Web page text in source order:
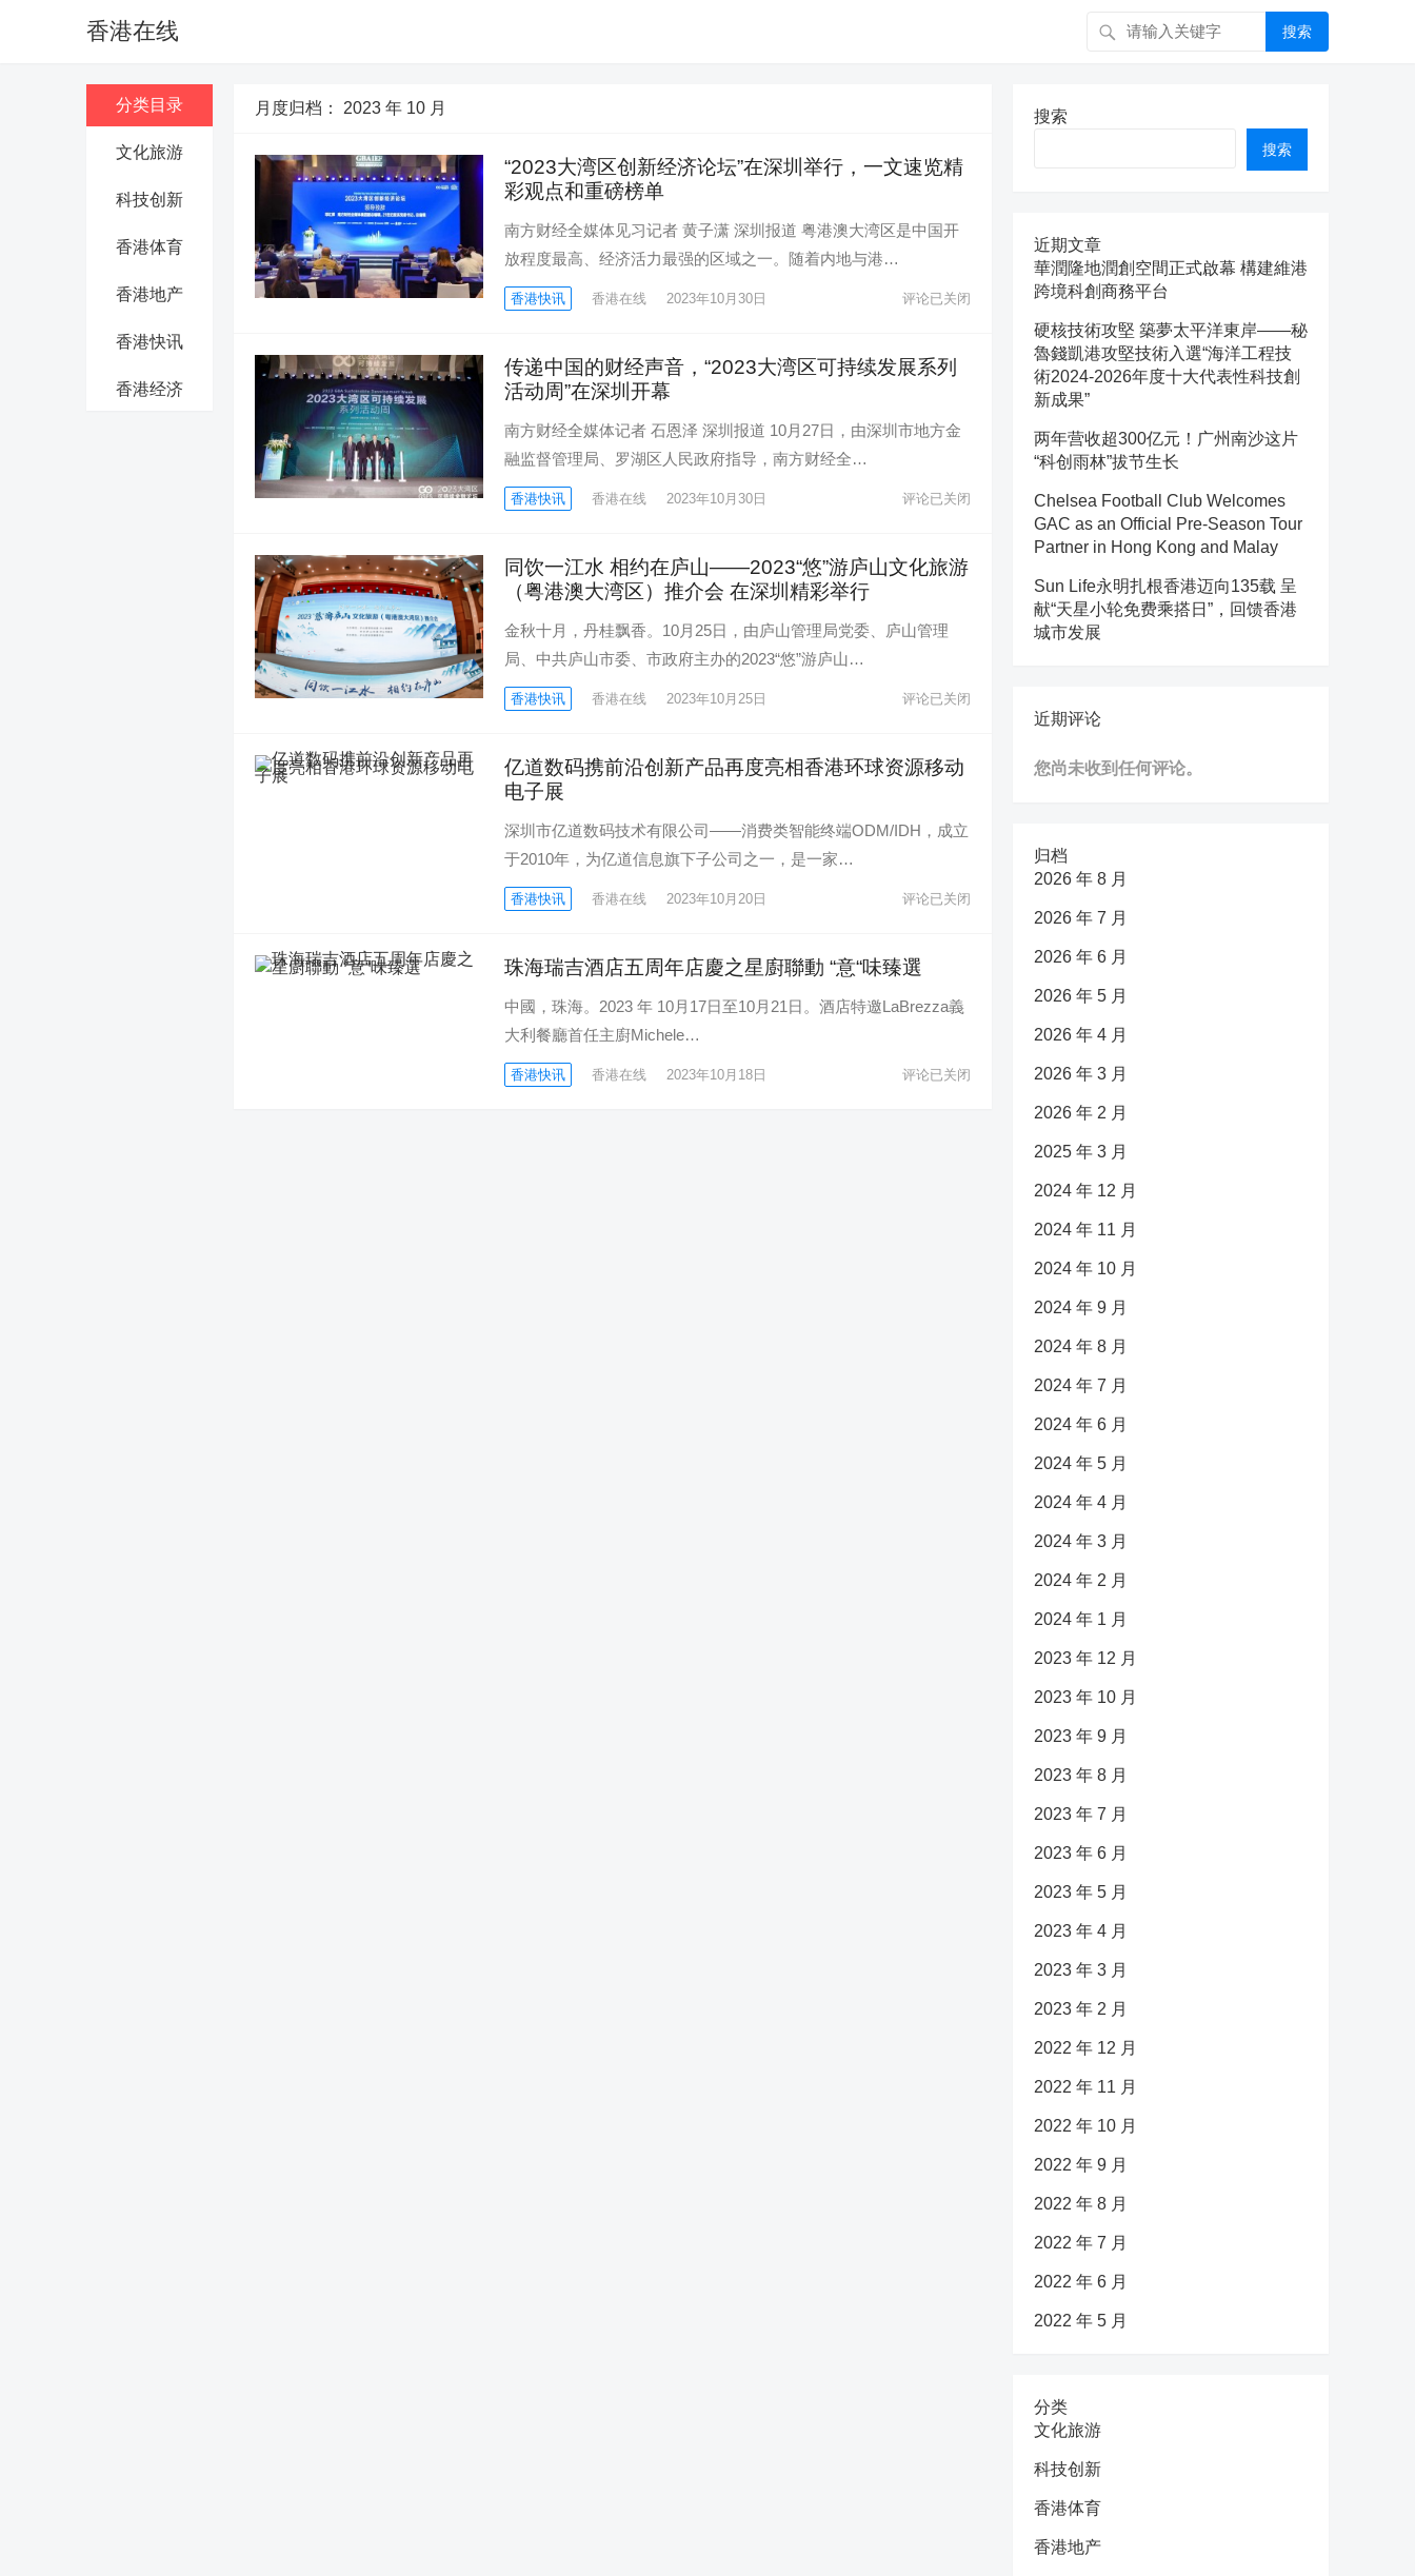
香港在线 搜索
分类目录
文化旅游
科技创新
香港体育
香港地产
香港快讯
香港经济
月度归档： 2023 年 10 月
“2023大湾区创新经济论坛”在深圳举行，一文速览精
彩观点和重磅榜单
南方财经全媒体见习记者 黄子潇 深圳报道 粤港澳大湾区是中国开
放程度最高、经济活力最强的区域之一。随着内地与港…
香港快讯 香港在线 2023年10月30日 评论已关闭
传递中国的财经声音，“2023大湾区可持续发展系列
活动周”在深圳开幕
南方财经全媒体记者 石恩泽 深圳报道 10月27日，由深圳市地方金
融监督管理局、罗湖区人民政府指导，南方财经全…
香港快讯 香港在线 2023年10月30日 评论已关闭
同饮一江水 相约在庐山——2023“悠”游庐山文化旅游
（粤港澳大湾区）推介会 在深圳精彩举行
金秋十月，丹桂飘香。10月25日，由庐山管理局党委、庐山管理
局、中共庐山市委、市政府主办的2023“悠”游庐山…
香港快讯 香港在线 2023年10月25日 评论已关闭
亿道数码携前沿创新产品再度亮相香港环球资源移动
电子展
深圳市亿道数码技术有限公司——消费类智能终端ODM/IDH，成立
于2010年，为亿道信息旗下子公司之一，是一家…
香港快讯 香港在线 2023年10月20日 评论已关闭
珠海瑞吉酒店五周年店慶之星廚聯動 “意“味臻選
中國，珠海。2023 年 10月17日至10月21日。酒店特邀LaBrezza義
大利餐廳首任主廚Michele…
香港快讯 香港在线 2023年10月18日 评论已关闭
搜索
搜索
近期文章
華潤隆地潤創空間正式啟幕 構建維港
跨境科創商務平台
硬核技術攻堅 築夢太平洋東岸——秘
魯錢凱港攻堅技術入選“海洋工程技
術2024-2026年度十大代表性科技創
新成果”
两年营收超300亿元！广州南沙这片
“科创雨林”拔节生长
Chelsea Football Club Welcomes
GAC as an Official Pre-Season Tour
Partner in Hong Kong and Malay
Sun Life永明扎根香港迈向135载 呈
献“天星小轮免费乘搭日”，回馈香港
城市发展
近期评论
您尚未收到任何评论。
归档
2026 年 8 月
2026 年 7 月
2026 年 6 月
2026 年 5 月
2026 年 4 月
2026 年 3 月
2026 年 2 月
2025 年 3 月
2024 年 12 月
2024 年 11 月
2024 年 10 月
2024 年 9 月
2024 年 8 月
2024 年 7 月
2024 年 6 月
2024 年 5 月
2024 年 4 月
2024 年 3 月
2024 年 2 月
2024 年 1 月
2023 年 12 月
2023 年 10 月
2023 年 9 月
2023 年 8 月
2023 年 7 月
2023 年 6 月
2023 年 5 月
2023 年 4 月
2023 年 3 月
2023 年 2 月
2022 年 12 月
2022 年 11 月
2022 年 10 月
2022 年 9 月
2022 年 8 月
2022 年 7 月
2022 年 6 月
2022 年 5 月
分类
文化旅游
科技创新
香港体育
香港地产